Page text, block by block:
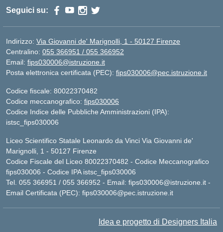
Seguici su:
Indirizzo: Via Giovanni de' Marignolli, 1 - 50127 Firenze
Centralino: 055 366951 / 055 366952
Email: fips030006@istruzione.it
Posta elettronica certificata (PEC): fips030006@pec.istruzione.it
Codice fiscale: 80022370482
Codice meccanografico: fips030006
Codice Indice delle Pubbliche Amministrazioni (IPA):
istsc_fips030006
Liceo Scientifico Statale Leonardo da Vinci Via Giovanni de'
Marignolli, 1 - 50127 Firenze
Codice Fiscale del Liceo 80022370482 - Codice Meccanografico
fips030006 - Codice IPA istsc_fips030006
Tel. 055 366951 / 055 366952 - Email: fips030006@istruzione.it -
Email Certificata (PEC): fips030006@pec.istruzione.it
Idea e progetto di Designers Italia